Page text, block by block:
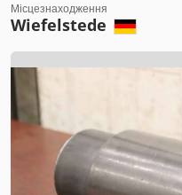
Місцезнаходження
Wiefelstede